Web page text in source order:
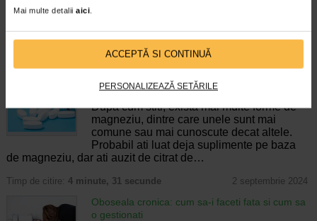
Mai multe detalii aici.
ACCEPTĂ SI CONTINUĂ
PERSONALIZEAZĂ SETĂRILE
ARTICOLE RECOMANDATE
Citrat de magneziu – informatii despre beneficii
si utilizari
Dupa cum stiti, exista mai multe forme de
magneziu, dintre care unele sunt mai
comune sau mai cunoscute decat altele.
Probabil ati luat deja suplimente pe baza
de magneziu, dar ati auzit de citrat de…
Timp de citire: 4 minute, 31 secunde 2 septembrie 2024
Oboseala cronica: cum sa-i faceti fata si cum sa
o gestionati